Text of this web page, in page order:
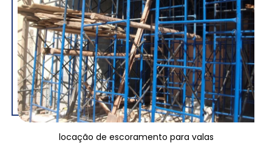
locação de escoramento para valas